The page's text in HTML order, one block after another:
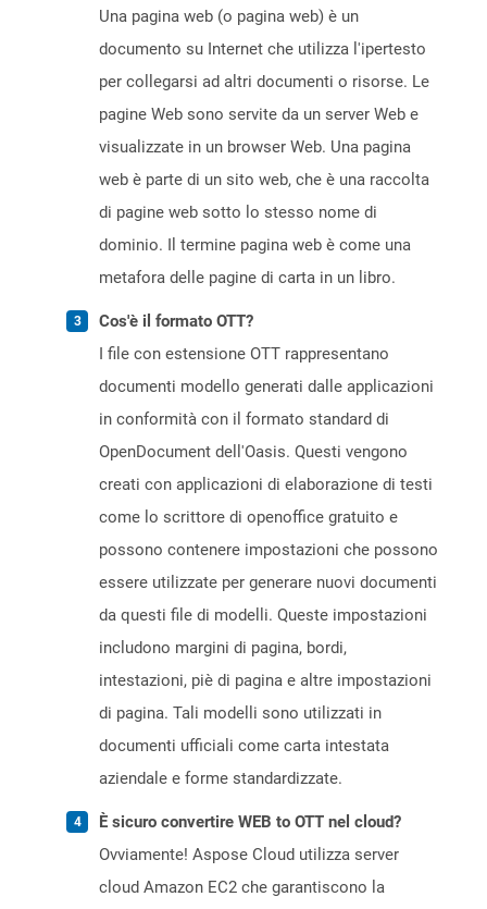
Una pagina web (o pagina web) è un
documento su Internet che utilizza l'ipertesto
per collegarsi ad altri documenti o risorse. Le
pagine Web sono servite da un server Web e
visualizzate in un browser Web. Una pagina
web è parte di un sito web, che è una raccolta
di pagine web sotto lo stesso nome di
dominio. Il termine pagina web è come una
metafora delle pagine di carta in un libro.
Cos'è il formato OTT?
I file con estensione OTT rappresentano
documenti modello generati dalle applicazioni
in conformità con il formato standard di
OpenDocument dell'Oasis. Questi vengono
creati con applicazioni di elaborazione di testi
come lo scrittore di openoffice gratuito e
possono contenere impostazioni che possono
essere utilizzate per generare nuovi documenti
da questi file di modelli. Queste impostazioni
includono margini di pagina, bordi,
intestazioni, piè di pagina e altre impostazioni
di pagina. Tali modelli sono utilizzati in
documenti ufficiali come carta intestata
aziendale e forme standardizzate.
È sicuro convertire WEB to OTT nel cloud?
Ovviamente! Aspose Cloud utilizza server
cloud Amazon EC2 che garantiscono la